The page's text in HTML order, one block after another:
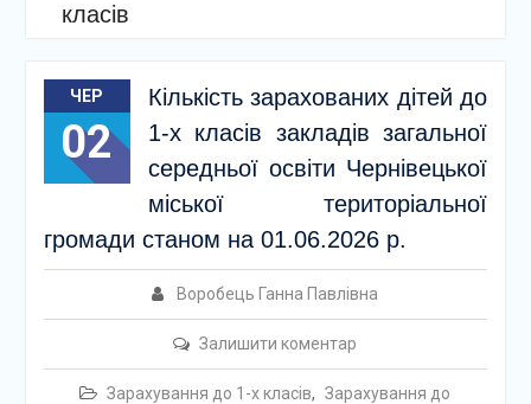
класів
ЧЕР
02
Кількість зарахованих дітей до
1-х класів закладів загальної
середньої освіти Чернівецької
міської територіальної
громади станом на 01.06.2026 р.
Воробець Ганна Павлівна
Залишити коментар
Зарахування до 1-х класів, Зарахування до